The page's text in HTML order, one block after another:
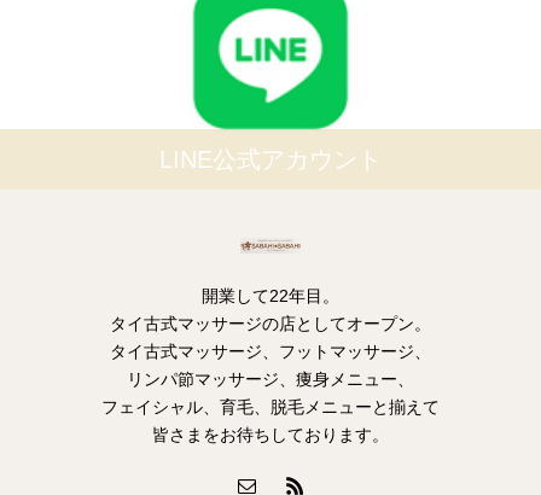
LINE公式アカウント
開業して22年目。
タイ古式マッサージの店としてオープン。
タイ古式マッサージ、フットマッサージ、
リンパ節マッサージ、痩身メニュー、
フェイシャル、育毛、脱毛メニューと揃えて
皆さまをお待ちしております。